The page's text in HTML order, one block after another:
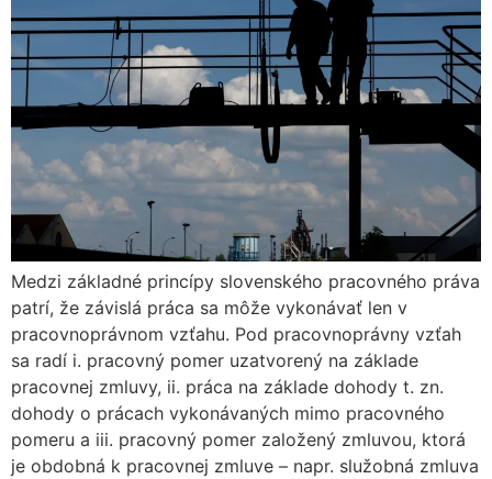
Medzi základné princípy slovenského pracovného práva
patrí, že závislá práca sa môže vykonávať len v
pracovnoprávnom vzťahu. Pod pracovnoprávny vzťah
sa radí i. pracovný pomer uzatvorený na základe
pracovnej zmluvy, ii. práca na základe dohody t. zn.
dohody o prácach vykonávaných mimo pracovného
pomeru a iii. pracovný pomer založený zmluvou, ktorá
je obdobná k pracovnej zmluve – napr. služobná zmluva